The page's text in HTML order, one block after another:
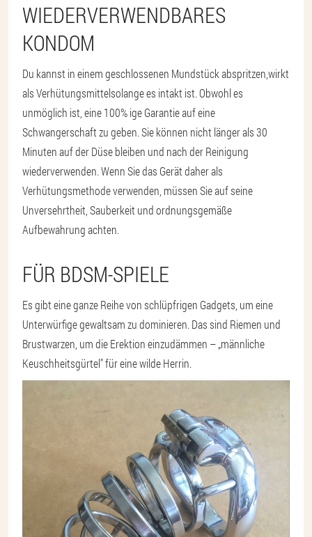
WIEDERVERWENDBARES
KONDOM
Du kannst in einem geschlossenen Mundstück abspritzen,wirkt
als Verhütungsmittelsolange es intakt ist. Obwohl es
unmöglich ist, eine 100% ige Garantie auf eine
Schwangerschaft zu geben. Sie können nicht länger als 30
Minuten auf der Düse bleiben und nach der Reinigung
wiederverwenden. Wenn Sie das Gerät daher als
Verhütungsmethode verwenden, müssen Sie auf seine
Unversehrtheit, Sauberkeit und ordnungsgemäße
Aufbewahrung achten.
FÜR BDSM-SPIELE
Es gibt eine ganze Reihe von schlüpfrigen Gadgets, um eine
Unterwürfige gewaltsam zu dominieren. Das sind Riemen und
Brustwarzen, um die Erektion einzudämmen – „männliche
Keuschheitsgürtel" für eine wilde Herrin.